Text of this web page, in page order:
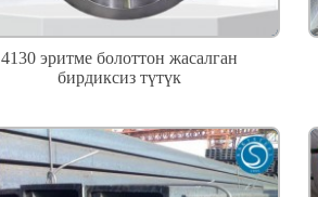
4130 эритме болоттон жасалган
бирдиксиз түтүк